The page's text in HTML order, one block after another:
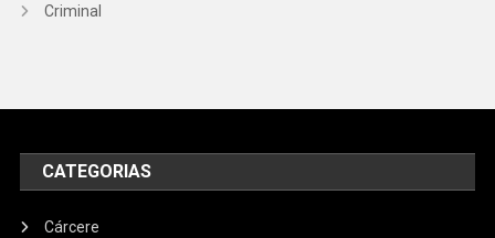
Criminal
CATEGORIAS
Cárcere